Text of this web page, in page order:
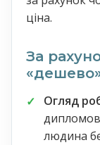
ціна.
За
Огляд
людина